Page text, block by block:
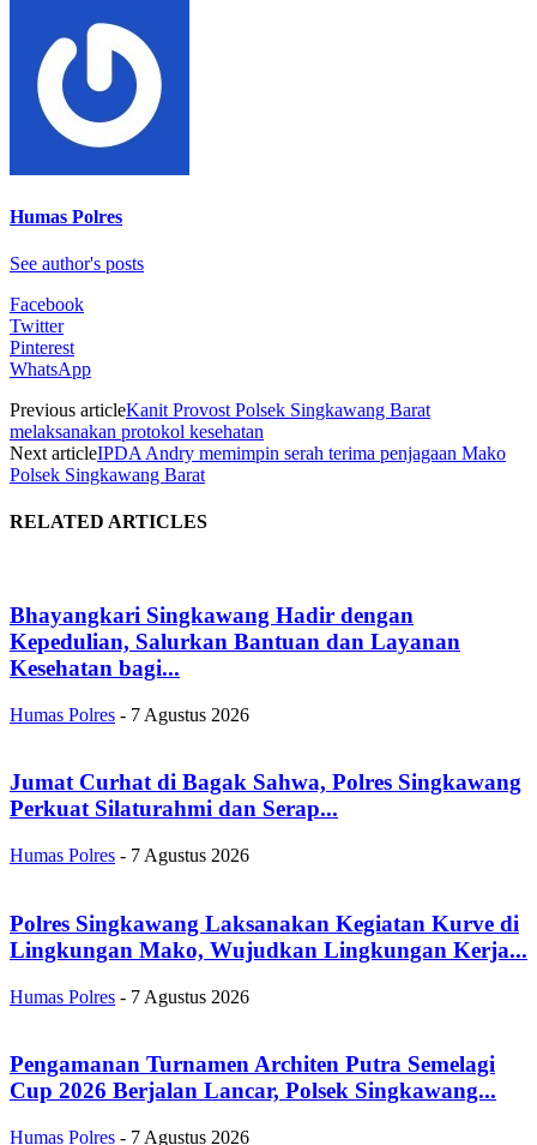
Humas Polres
See author's posts
Facebook
Twitter
Pinterest
WhatsApp
Previous articleKanit Provost Polsek Singkawang Barat
melaksanakan protokol kesehatan
Next articleIPDA Andry memimpin serah terima penjagaan Mako
Polsek Singkawang Barat
RELATED ARTICLES
Bhayangkari Singkawang Hadir dengan
Kepedulian, Salurkan Bantuan dan Layanan
Kesehatan bagi...
Humas Polres - 7 Agustus 2026
Jumat Curhat di Bagak Sahwa, Polres Singkawang
Perkuat Silaturahmi dan Serap...
Humas Polres - 7 Agustus 2026
Polres Singkawang Laksanakan Kegiatan Kurve di
Lingkungan Mako, Wujudkan Lingkungan Kerja...
Humas Polres - 7 Agustus 2026
Pengamanan Turnamen Architen Putra Semelagi
Cup 2026 Berjalan Lancar, Polsek Singkawang...
Humas Polres - 7 Agustus 2026